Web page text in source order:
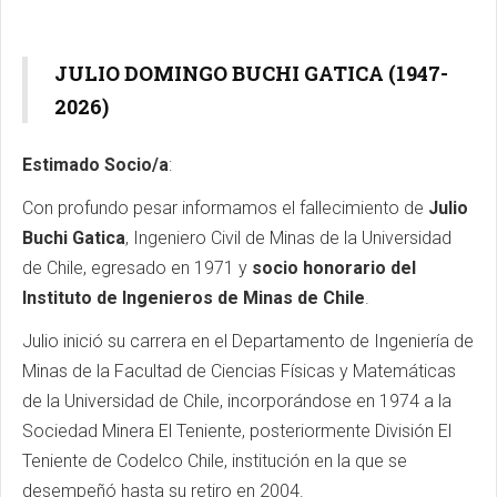
JULIO DOMINGO BUCHI GATICA (1947-
2026)
Estimado Socio/a:
Con profundo pesar informamos el fallecimiento de Julio
Buchi Gatica, Ingeniero Civil de Minas de la Universidad
de Chile, egresado en 1971 y socio honorario del
Instituto de Ingenieros de Minas de Chile.
Julio inició su carrera en el Departamento de Ingeniería de
Minas de la Facultad de Ciencias Físicas y Matemáticas
de la Universidad de Chile, incorporándose en 1974 a la
Sociedad Minera El Teniente, posteriormente División El
Teniente de Codelco Chile, institución en la que se
desempeñó hasta su retiro en 2004.